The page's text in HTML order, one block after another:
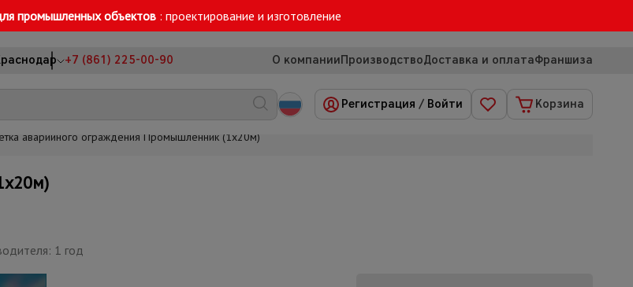
промышленных объектов : проектирование и изготовление
+7 (861) 225-00-90 О компанииПроизводствоДоставка и оплатаФраншиза
Регистрация / Войти Корзина
аварийного ограждения Промышленник (1х20м)
1 год